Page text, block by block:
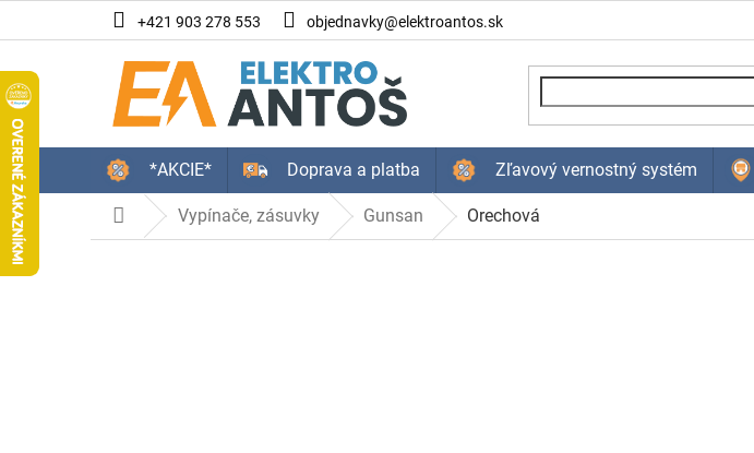
na
+421 903 278 553 objednavky@elektroantos.sk
*AKCIE* Doprava a platba Zľavový vernostný systém
DomovVypínače, zásuvky Gunsan Orechová